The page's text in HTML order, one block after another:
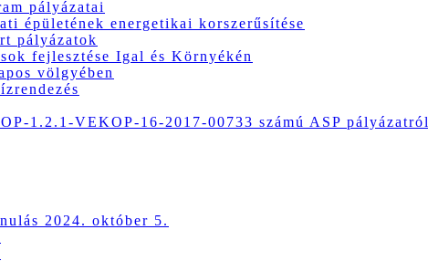
pályázatai
épületének energetikai korszerűsítése
pályázatok
fejlesztése Igal és Környékén
völgyében
1.2.1-VEKOP-16-2017-00733 számú ASP pályázatról
2024. október 5.